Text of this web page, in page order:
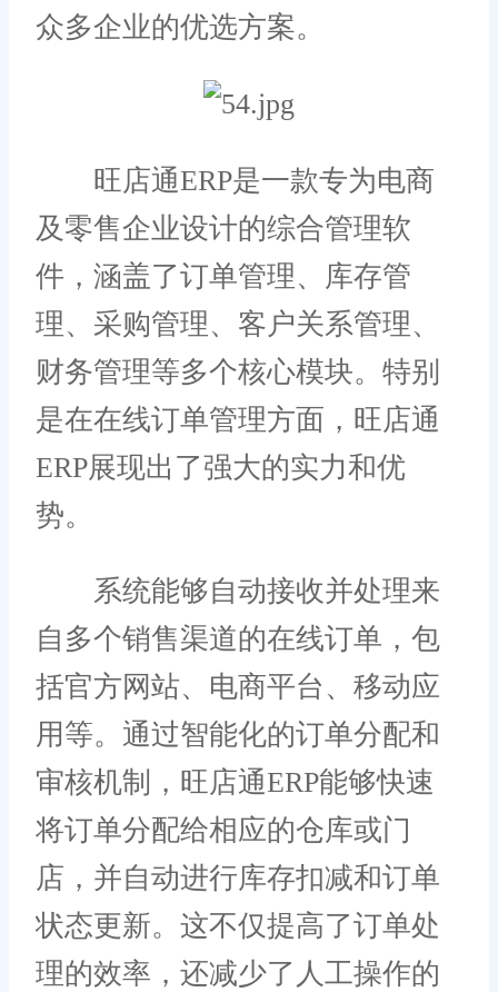
众多企业的优选方案。
旺店通ERP是一款专为电商
及零售企业设计的综合管理软
件，涵盖了订单管理、库存管
理、采购管理、客户关系管理、
财务管理等多个核心模块。特别
是在在线订单管理方面，旺店通
ERP展现出了强大的实力和优
势。
系统能够自动接收并处理来
自多个销售渠道的在线订单，包
括官方网站、电商平台、移动应
用等。通过智能化的订单分配和
审核机制，旺店通ERP能够快速
将订单分配给相应的仓库或门
店，并自动进行库存扣减和订单
状态更新。这不仅提高了订单处
理的效率，还减少了人工操作的